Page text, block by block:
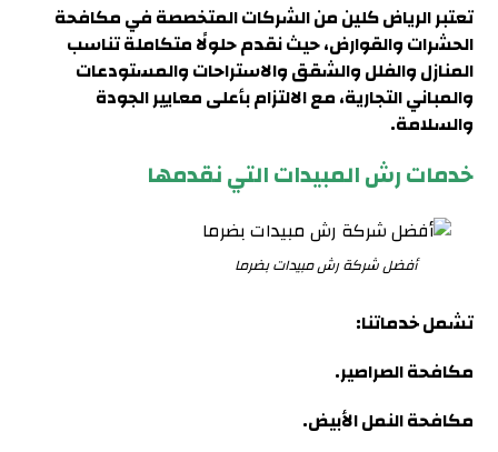
تعتبر الرياض كلين من الشركات المتخصصة في مكافحة
الحشرات والقوارض، حيث نقدم حلولًا متكاملة تناسب
المنازل والفلل والشقق والاستراحات والمستودعات
والمباني التجارية، مع الالتزام بأعلى معايير الجودة
والسلامة.
خدمات رش المبيدات التي نقدمها
أفضل شركة رش مبيدات بضرما
تشمل خدماتنا:
مكافحة الصراصير.
مكافحة النمل الأبيض.